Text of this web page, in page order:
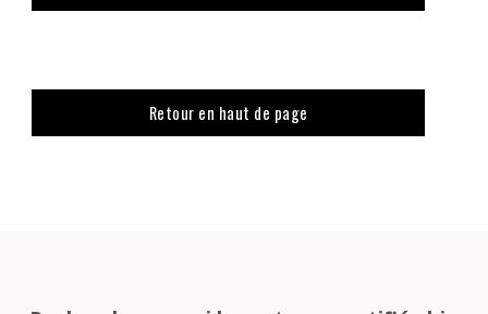
Retour en haut de page